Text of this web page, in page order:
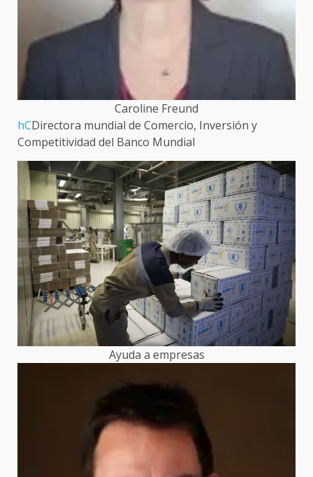
Caroline Freund
hCDirectora mundial de Comercio, Inversión y
Competitividad del Banco Mundial
Ayuda a empresas